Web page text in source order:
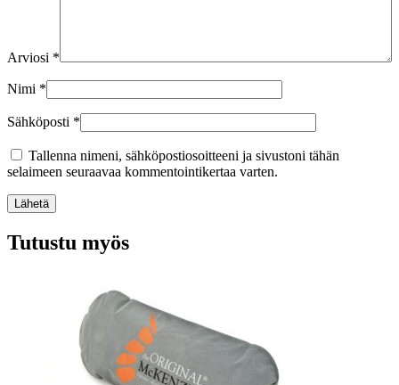
Arviosi *
Nimi *
Sähköposti *
Tallenna nimeni, sähköpostiosoitteeni ja sivustoni tähän
selaimeen seuraavaa kommentointikertaa varten.
Lähetä
Tutustu myös